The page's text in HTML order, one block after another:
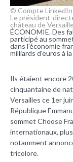
© Compte
Le président-
château de
ÉCONOMIE. Des
participé au
dans l'économie
milliards d'euros à
Ils étaient encore
cinquantaine de
Versailles ce 1er
République
sommet Choose
internationaux,
notamment
tricolore.